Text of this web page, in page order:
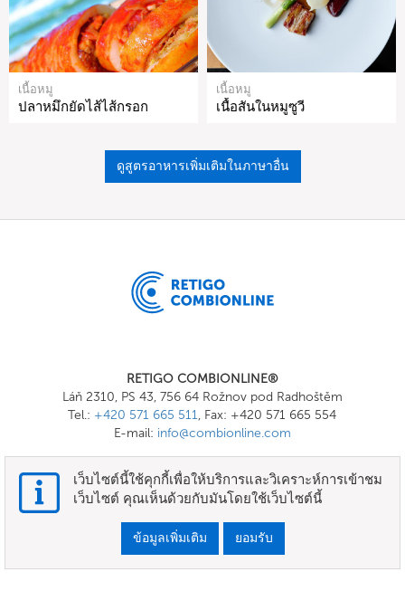
เนื้อหมู
ปลาหมึกยัดไส้ไส้กรอก
เนื้อหมู
เนื้อสันในหมูซูวี
ดูสูตรอาหารเพิ่มเติมในภาษาอื่น
RETIGO COMBIONLINE®
Láň 2310, PS 43, 756 64 Rožnov pod Radhoštěm
Tel.: +420 571 665 511, Fax: +420 571 665 554
E-mail: info@combionline.com
OnlineMenu
ข้อกำหนดและเงื่อนไข
เว็บไซต์นี้ใช้คุกกี้เพื่อให้บริการและวิเคราะห์การเข้าชม
เว็บไซต์ คุณเห็นด้วยกับมันโดยใช้เว็บไซต์นี้
ข้อมูลเพิ่มเติม ยอมรับ